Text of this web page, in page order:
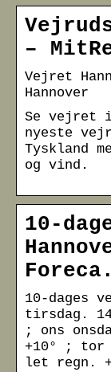
–
Vejret
Hannover
Se vejret i
nyeste
Tyskland
og vind.
10-
10-dages
tirsdag.
; ons
+10° ; tor
let regn.